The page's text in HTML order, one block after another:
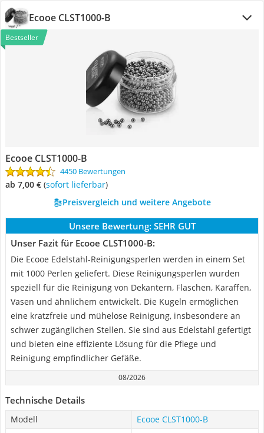
Ecooe CLST1000-B
Bestseller
Ecooe CLST1000-B
4450 Bewertungen
ab 7,00 € ( Sofort lieferbar)
Preisvergleich und weitere Angebote
Unsere Bewertung: SEHR GUT
Unser Fazit für Ecooe CLST1000-B:
Die Ecooe Edelstahl-Reinigungsperlen werden in einem Set
mit 1000 Perlen geliefert. Diese Reinigungsperlen wurden
speziell für die Reinigung von Dekantern, Flaschen, Karaffen,
Vasen und ähnlichem entwickelt. Die Kugeln ermöglichen
eine kratzfreie und mühelose Reinigung, insbesondere an
schwer zugänglichen Stellen. Sie sind aus Edelstahl gefertigt
und bieten eine effiziente Lösung für die Pflege und
Reinigung empfindlicher Gefäße.
08/2026
Technische Details
Modell
Ecooe CLST1000-B